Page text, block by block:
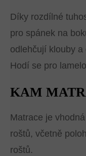
Díky rozdílné
pro spánek na
odlehčují klouby
Hodí se pro
KAM
Matrace je
roštů, včetně
roštů.